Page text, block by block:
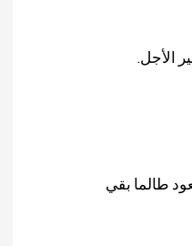
الأجل.
طالما بقي